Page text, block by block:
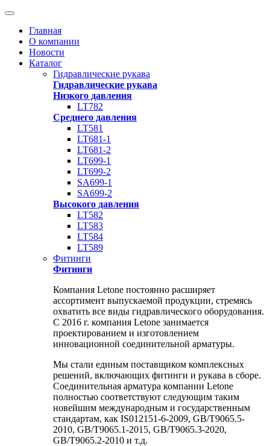
Главная
О компании
Новости
Каталог
Гидравлические рукава
Гидравлические рукава
Низкого давления
LT782
Среднего давления
LT581
LT681-1
LT681-2
LT699-1
LT699-2
SA699-1
SA699-2
Высокого давления
LT582
LT583
LT584
LT589
Фитинги
Фитинги
Компания Letone постоянно расширяет
ассортимент выпускаемой продукции, стремясь
охватить все виды гидравлического оборудования.
С 2016 г. компания Letone занимается
проектированием и изготовлением
инновационной соединительной арматуры.
Мы стали единым поставщиком комплексных
решений, включающих фитинги и рукава в сборе.
Соединительная арматура компании Letone
полностью соответствуют следующим таким
новейшим международным и государственным
стандартам, как IS012151-6-2009, GB/T9065.5-
2010, GB/T9065.1-2015, GB/T9065.3-2020,
GB/T9065.2-2010 и т.д.